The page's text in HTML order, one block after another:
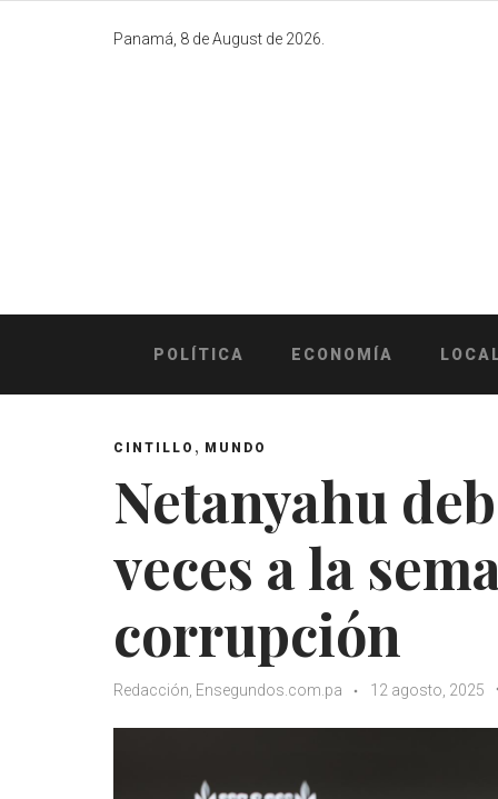
Panamá, 8 de August de 2026.
POLÍTICA ECONOMÍA
CINTILLO , MUNDO
Netanyahu
veces a la
corrupción
Redacción, Ensegundos.com.pa 12 agosto, 2025